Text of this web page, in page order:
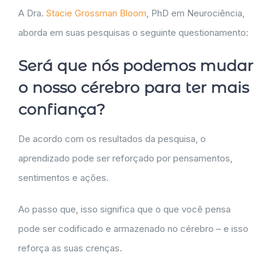
A Dra. Stacie Grossman Bloom, PhD em Neurociência,
aborda em suas pesquisas o seguinte questionamento:
Será que nós podemos mudar
o nosso cérebro para ter mais
confiança?
De acordo com os resultados da pesquisa, o
aprendizado pode ser reforçado por pensamentos,
sentimentos e ações.
Ao passo que, isso significa que o que você pensa
pode ser codificado e armazenado no cérebro – e isso
reforça as suas crenças.